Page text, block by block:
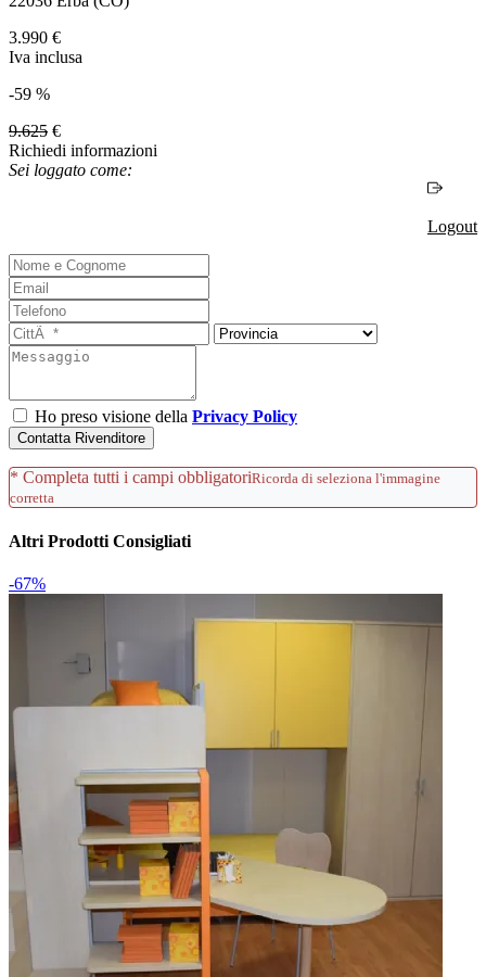
3.990 €
Iva inclusa
-59 %
9.625 €
Richiedi informazioni
Sei loggato come:
Logout
Ho preso visione della Privacy Policy
Contatta Rivenditore
* Completa tutti i campi obbligatoriRicorda di seleziona l'immagine
corretta
Altri Prodotti Consigliati
-67%